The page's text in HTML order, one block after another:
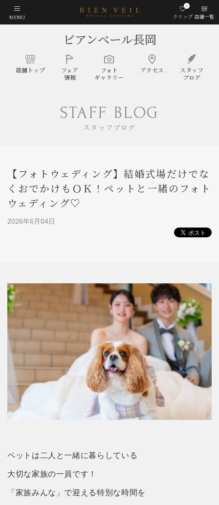
MENU クリップ
0
店舗一覧
ビアンベール長岡
店舗トップ
フェア
情報
フォト
ギャラリー
アクセス
スタッフ
ブログ
STAFF BLOG
スタッフブログ
【フォトウェディング】結婚式場だけでな
くおでかけもＯＫ！ペットと一緒のフォト
ウェディング♡
2026年6月04日
ペットは二人と一緒に暮らしている
大切な家族の一員です！
「家族みんな」で迎える特別な時間を